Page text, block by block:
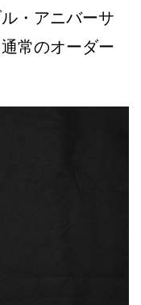
・アニバーサ
常のオーダー